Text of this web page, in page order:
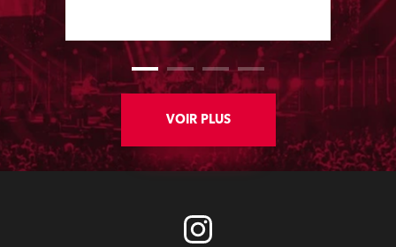
dernière lettre d'information.
VOIR PLUS